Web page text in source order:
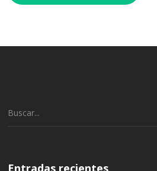
Buscar:
Entradas recientes